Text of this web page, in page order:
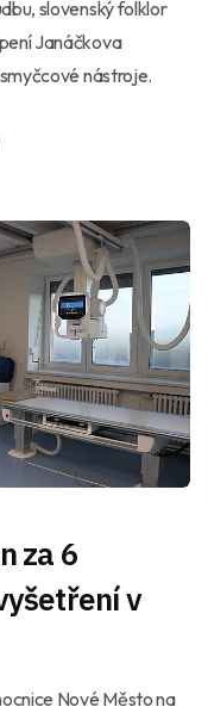
slovenský folklor
Janáčkova
nástroje.
za 6
v
Nové Město na